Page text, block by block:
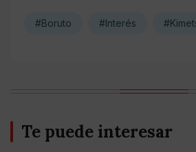
#Boruto #Interés
Te puede interesar